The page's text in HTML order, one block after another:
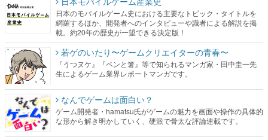
日本のモバイルゲーム史における主要なトピック・タイトルを
網羅するほか、開発者へのインタビューや識者による解説を掲
載。約20年の歴史が一望できる決定版！
若ゲのいたり〜ゲームクリエイターの青春〜
『うつヌケ』『ペンと箸』等で知られるマンガ家・田中圭一先
生によるゲーム業界レポートマンガです。
なんでゲームは面白い？
ゲーム開発者・hamatsu氏がゲームの魅力を画面や操作の具体的
な形から解き明かしていく、硬派で骨太な評論連載です。